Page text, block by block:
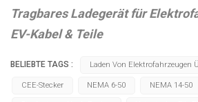
Tragbares Ladegerät für
EV-Kabel & Teile
BELIEBTE TAGS : Laden Von Elektrofahrzeugen
CEE-Stecker NEMA 6-50 NEMA 14-50